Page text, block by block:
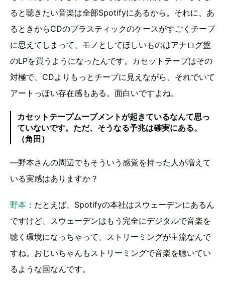
ると聴きたい音楽は全部Spotifyにあるから。それに、あ
るときからCDのプラスティックのケースがすごくチープ
に思えてしまって、モノとしてほしいものはアナログ盤
のLPを買うようになったんです。カセットテープはその
対極で、CDよりもっとチープに見えながら、それでいて
アートっぽい存在感もある。面白いですよね。
カセットテープムーブメントが起きているなんて思っ
ていないです。ただ、そうなる予兆は確実にある。
（角田）
―野本さんの周辺でもそういう感覚を持った人が増えて
いる実感はありますか？
野本 ：たとえば、Spotifyの本社はスウェーデンにあるん
ですけど、スウェーデンはもう完全にデジタルで音楽を
聴く環境になっちゃって、ストリーミングが主流なんで
すね。おじいちゃんもストリーミングで音楽を聴いてい
るような国なんです。